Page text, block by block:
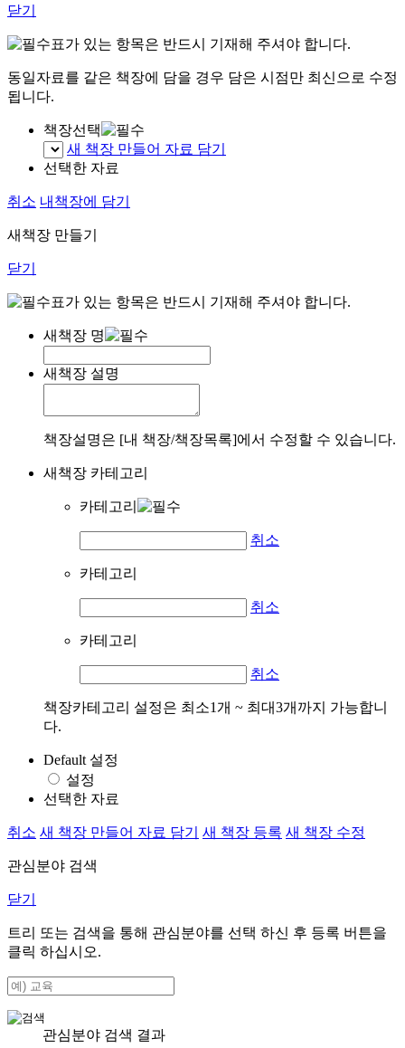
닫기
표가 있는 항목은 반드시 기재해 주셔야 합니다.
동일자료를 같은 책장에 담을 경우 담은 시점만 최신으로 수정
됩니다.
책장선택
새 책장 만들어 자료 담기
선택한 자료
취소 내책장에 담기
새책장 만들기
닫기
표가 있는 항목은 반드시 기재해 주셔야 합니다.
새책장 명
새책장 설명
책장설명은 [내 책장/책장목록]에서 수정할 수 있습니다.
새책장 카테고리
카테고리
취소
카테고리
취소
카테고리
취소
책장카테고리 설정은 최소1개 ~ 최대3개까지 가능합니
다.
Default 설정
설정
선택한 자료
취소 새 책장 만들어 자료 담기 새 책장 등록 새 책장 수정
관심분야 검색
닫기
트리 또는 검색을 통해 관심분야를 선택 하신 후 등록 버튼을
클릭 하십시오.
관심분야 검색 결과